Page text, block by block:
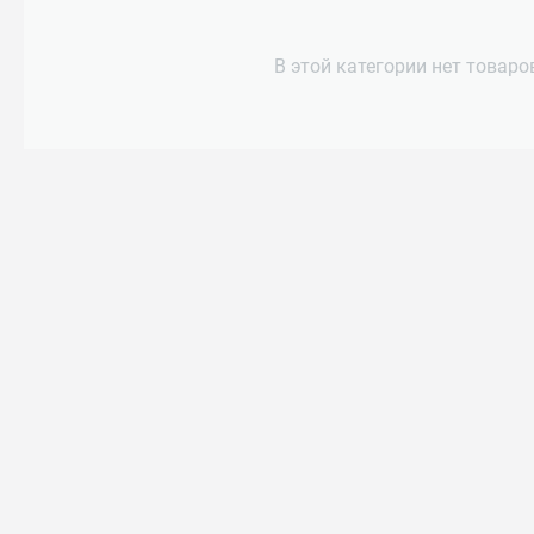
В этой категории нет